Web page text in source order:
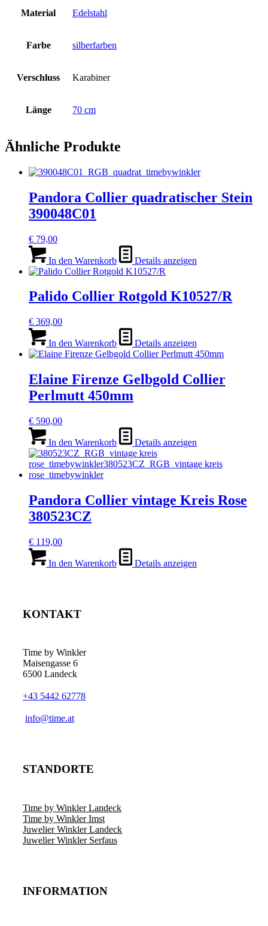
Material Edelstahl
Farbe silberfarben
Verschluss Karabiner
Länge 70 cm
Ähnliche Produkte
Pandora Collier quadratischer Stein
390048C01
€ 79,00
In den Warenkorb Details anzeigen
Palido Collier Rotgold K10527/R
€ 369,00
In den Warenkorb Details anzeigen
Elaine Firenze Gelbgold Collier
Perlmutt 450mm
€ 590,00
In den Warenkorb Details anzeigen
Pandora Collier vintage Kreis Rose
380523CZ
€ 119,00
In den Warenkorb Details anzeigen
KONTAKT
Time by Winkler
Maisengasse 6
6500 Landeck
+43 5442 62778
­info@time.at
STANDORTE
Time by Winkler Landeck
Time by Winkler Imst
Juwelier Winkler Landeck
Juwelier Winkler Serfaus
INFORMATION